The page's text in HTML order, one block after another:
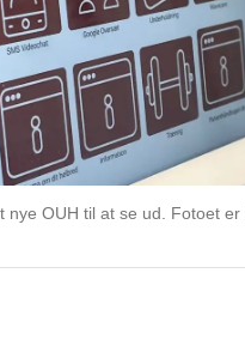
OUH til at se ud. Fotoet